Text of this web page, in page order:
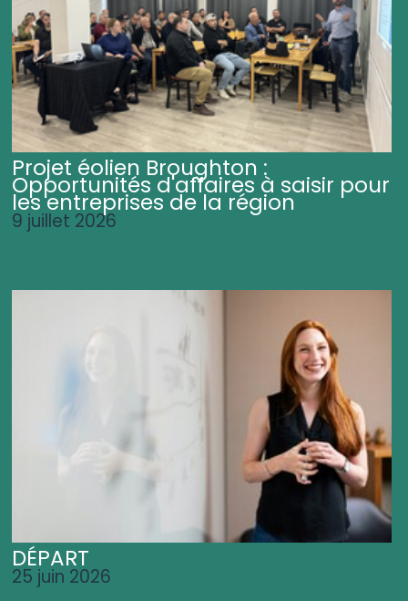
Projet éolien Broughton :
Opportunités d'affaires à saisir pour
les entreprises de la région
9 juillet 2026
DÉPART
25 juin 2026